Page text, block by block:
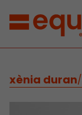
xènia duran/